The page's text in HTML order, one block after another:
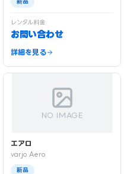
新品
レンタル料金
お問い合わせ
詳細を見る
NO IMAGE
エアロ
varjo Aero
新品